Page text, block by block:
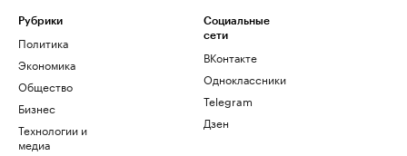
Рубрики
Политика
Экономика
Общество
Бизнес
Технологии и
медиа
Социальные
сети
ВКонтакте
Одноклассники
Telegram
Дзен